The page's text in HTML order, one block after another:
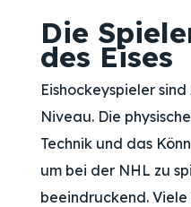
Die
des Eises
Eishockeyspieler
Niveau. Die
Technik und das
um bei der NHL zu
beeindruckend.